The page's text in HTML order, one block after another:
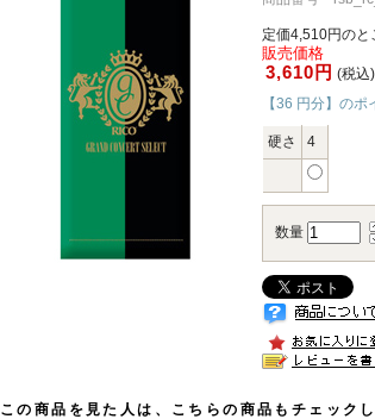
定価4,510円のと
販売価格
3,610円 (税込)
【36 円分】のポ
硬さ 4
数量
この商品を見た人は、こちらの商品もチェックし